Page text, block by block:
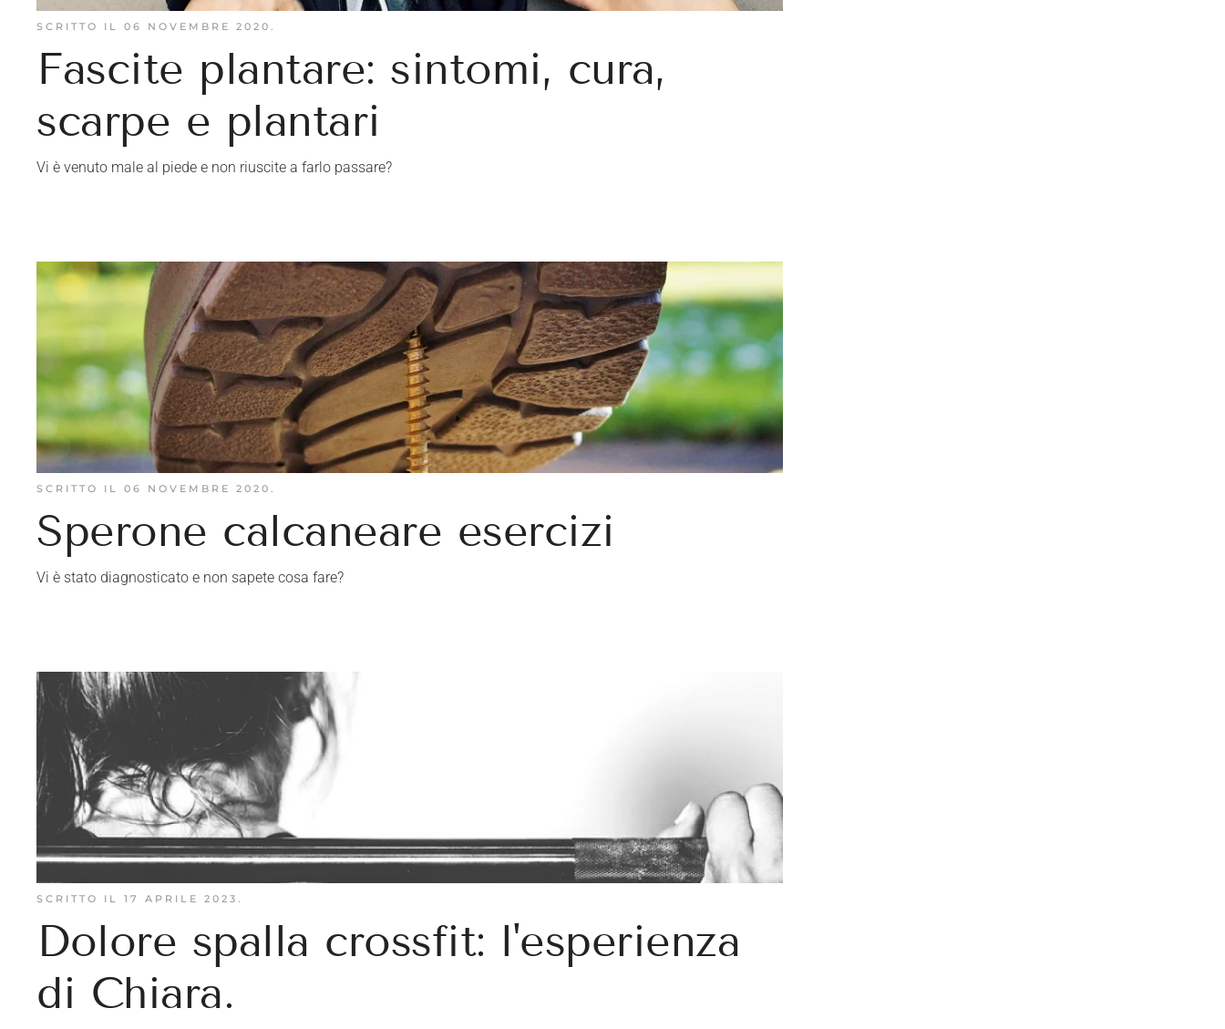
SCRITTO IL 06 NOVEMBRE 2020 .
Fascite plantare: sintomi, cura,
scarpe e plantari
Vi è venuto male al piede e non riuscite a farlo passare?
SCRITTO IL 06 NOVEMBRE 2020 .
Sperone calcaneare esercizi
Vi è stato diagnosticato e non sapete cosa fare?
SCRITTO IL 17 APRILE 2023 .
Dolore spalla crossfit: l'esperienza
di Chiara.